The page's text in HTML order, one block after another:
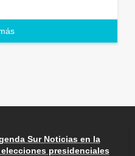
Sur Noticias en la
presidenciales